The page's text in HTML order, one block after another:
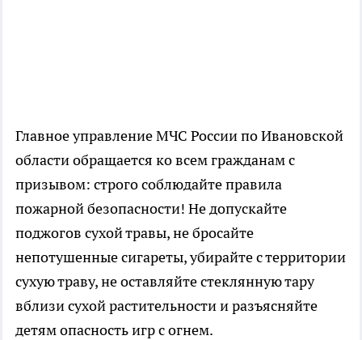
Главное управление МЧС России по Ивановской
области обращается ко всем гражданам с
призывом: строго соблюдайте правила
пожарной безопасности! Не допускайте
поджогов сухой травы, не бросайте
непотушенные сигареты, убирайте с территории
сухую траву, не оставляйте стеклянную тару
вблизи сухой растительности и разъясняйте
детям опасность игр с огнем.